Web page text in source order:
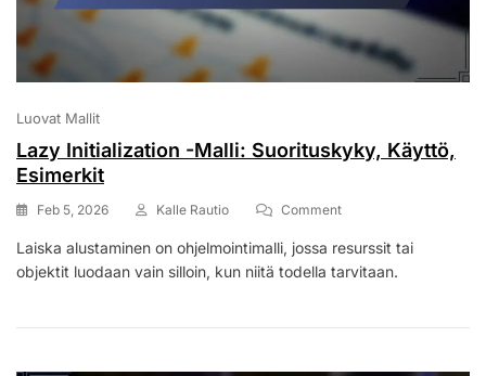
Luovat Mallit
Lazy Initialization -Malli: Suorituskyky, Käyttö,
Esimerkit
Feb 5, 2026 Kalle Rautio CommentOn
Initialization
-
Käyttö,
Laiska alustaminen on ohjelmointimalli, jossa resurssit tai
objektit luodaan vain silloin, kun niitä todella tarvitaan.